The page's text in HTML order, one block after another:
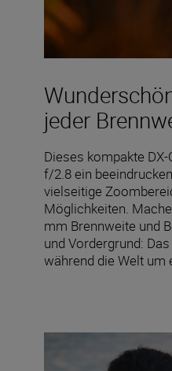
jeder
Dieses kompakte
f/2.8 ein
vielseitige
Möglichkeiten.
mm Brennweite und
und Vordergrund:
während die Welt